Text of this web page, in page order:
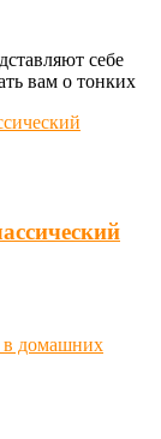
себе
вам о тонких